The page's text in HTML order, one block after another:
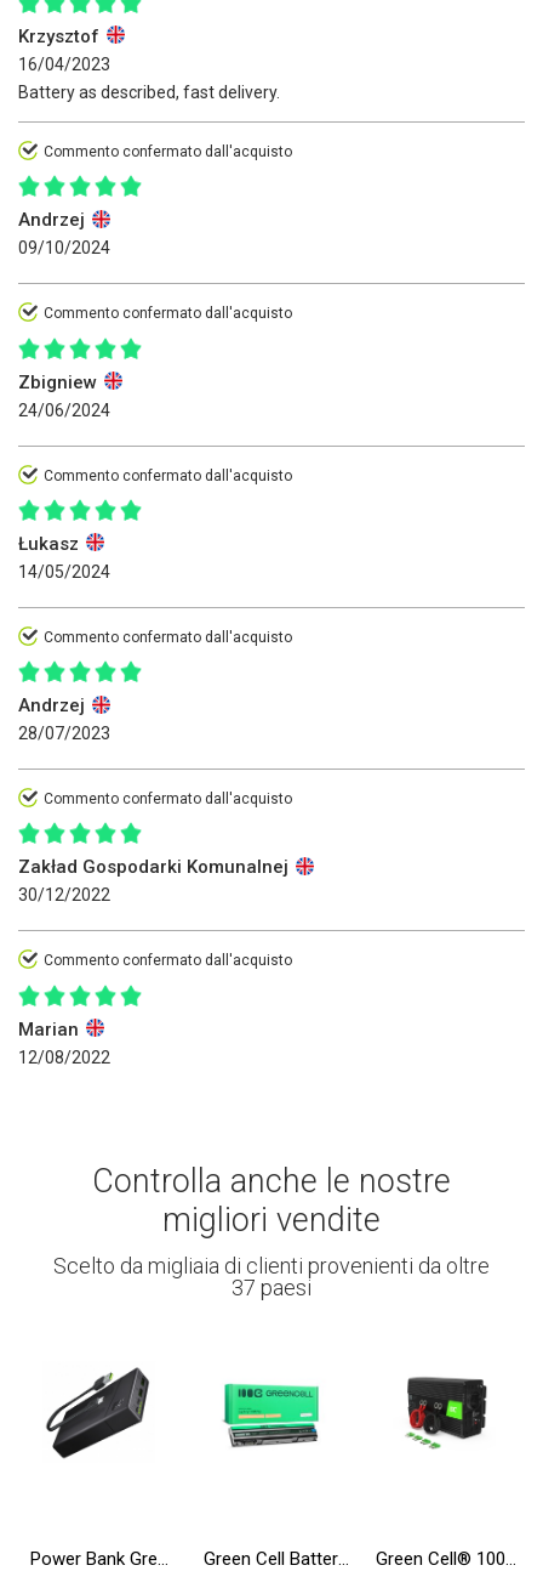
Krzysztof
16/04/2023
Battery as described, fast delivery.
Commento confermato dall'acquisto
Andrzej
09/10/2024
Commento confermato dall'acquisto
Zbigniew
24/06/2024
Commento confermato dall'acquisto
Łukasz
14/05/2024
Commento confermato dall'acquisto
Andrzej
28/07/2023
Commento confermato dall'acquisto
Zakład Gospodarki Komunalnej
30/12/2022
Commento confermato dall'acquisto
Marian
12/08/2022
Controlla anche le nostre
migliori vendite
Scelto da migliaia di clienti provenienti da oltre
37 paesi
Green Cell Batteria T54FJ 8858X per Dell Latitude E6420 E6430 E6520 E6530 E5420 E5430 E5520 E5530 E6440 E6540 Vostro 3460 3560